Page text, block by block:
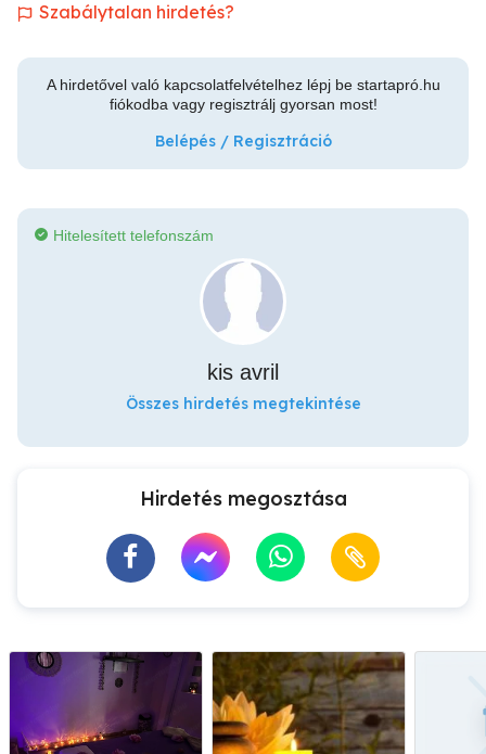
Szabálytalan hirdetés?
A hirdetővel való kapcsolatfelvételhez lépj be startapró.hu
fiókodba vagy regisztrálj gyorsan most!
Belépés / Regisztráció
Hitelesített telefonszám
kis avril
Összes hirdetés megtekintése
Hirdetés megosztása